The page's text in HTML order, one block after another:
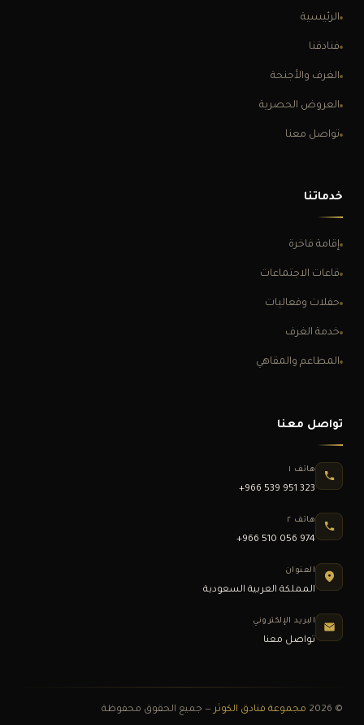
الرئيسية
فنادقنا
الغرف والأجنحة
العروض الحصرية
تواصل معنا
خدماتنا
إقامة فاخرة
قاعات الاجتماعات
حفلات وفعاليات
خدمة الغرف
المطاعم والمقاهي
تواصل معنا
هاتف ١
+966 539 951 323
هاتف ٢
+966 510 056 974
العنوان
المملكة العربية السعودية
البريد الإلكتروني
تواصل معنا
© 2026 مجموعة فنادق الكوثر — جميع الحقوق محفوظة